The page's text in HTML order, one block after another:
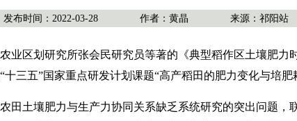
发布时间：2022-03-28 作者：黄晶 来源：祁阳站
业区划研究所张会民研究员等著的《典型稻作区土壤肥力
三五”国家重点研发计划课题“高产稻田的肥力变化与培肥
田土壤肥力与生产力协同关系缺乏系统研究的突出问题，